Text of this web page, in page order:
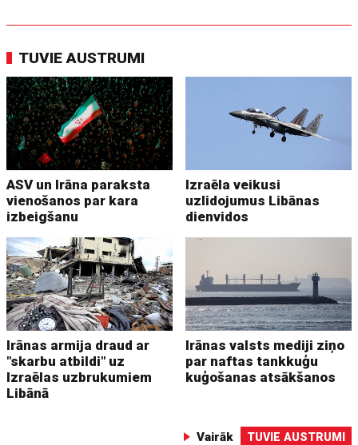
TUVIE AUSTRUMI
ASV un Irāna paraksta
vienošanos par kara
izbeigšanu
Izraēla veikusi
uzlidojumus Libānas
dienvidos
Irānas armija draud ar
"skarbu atbildi" uz
Izraēlas uzbrukumiem
Libānā
Irānas valsts mediji ziņo
par naftas tankkuģu
kuģošanas atsākšanos
Vairāk TUVIE AUSTRUMI